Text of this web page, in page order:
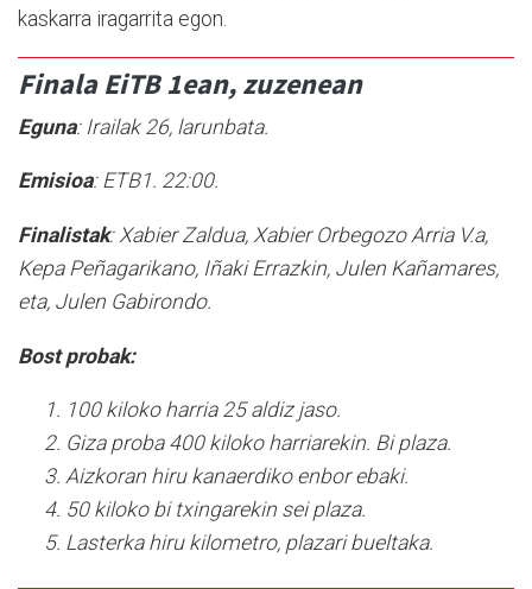
kaskarra iragarrita egon.
Finala EiTB 1ean, zuzenean
Eguna: Irailak 26, larunbata.
Emisioa: ETB1. 22:00.
Finalistak: Xabier Zaldua, Xabier Orbegozo Arria V.a,
Kepa Peñagarikano, Iñaki Errazkin, Julen Kañamares,
eta, Julen Gabirondo.
Bost probak:
100 kiloko harria 25 aldiz jaso.
Giza proba 400 kiloko harriarekin. Bi plaza.
Aizkoran hiru kanaerdiko enbor ebaki.
50 kiloko bi txingarekin sei plaza.
Lasterka hiru kilometro, plazari bueltaka.